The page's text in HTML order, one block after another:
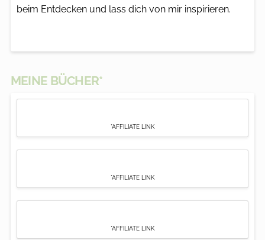
beim Entdecken und lass dich von mir inspirieren.
MEINE BÜCHER*
*AFFILIATE LINK
*AFFILIATE LINK
*AFFILIATE LINK